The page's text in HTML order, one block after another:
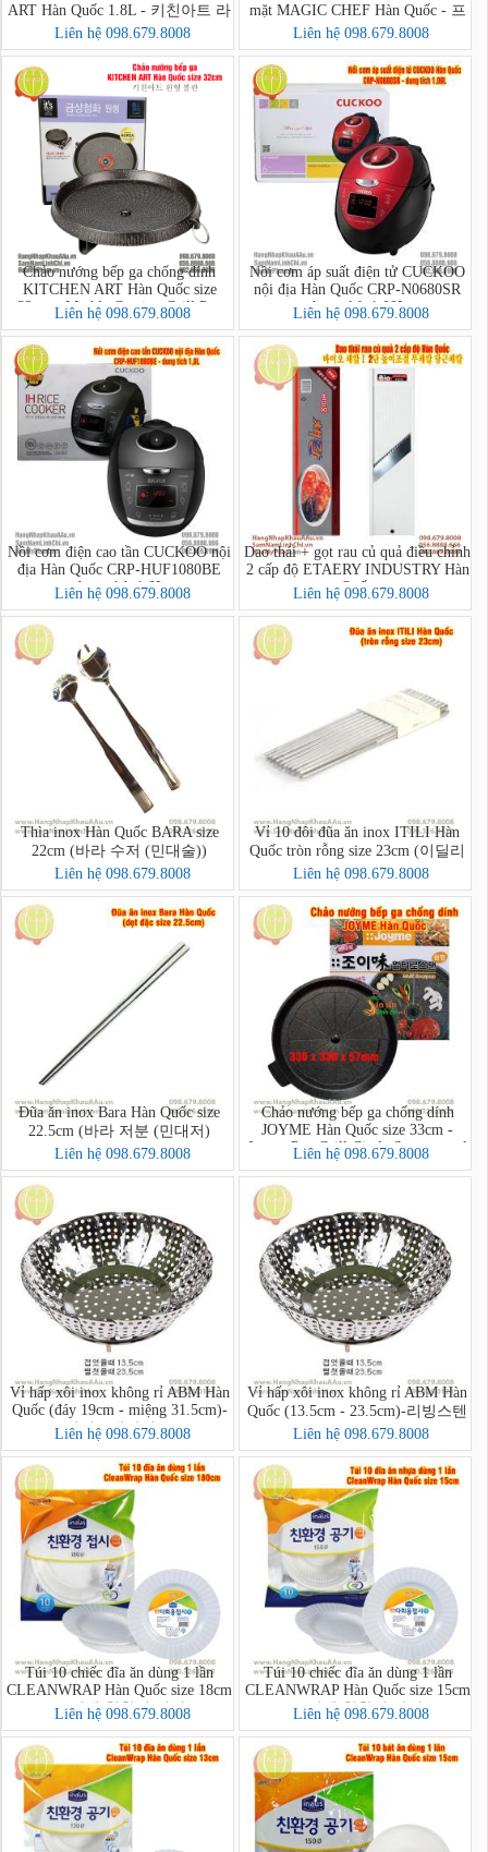
ART Hàn Quốc 1.8L - 키친아트 라
팔퀵전기주전자
Liên hệ 098.679.8008
mặt MAGIC CHEF Hàn Quốc - 프
라이팬 2면 Magic Chef
Liên hệ 098.679.8008
Chảo nướng bếp ga chống dính
KITCHEN ART Hàn Quốc size
32cm - Marble Coating Grill Pan
Liên hệ 098.679.8008
Nồi cơm áp suất điện tử CUCKOO
nội địa Hàn Quốc CRP-N0680SR
dung tích 1.08L
Liên hệ 098.679.8008
Nồi cơm điện cao tần CUCKOO nội
địa Hàn Quốc CRP-HUF1080BE
dung tích 1,8L
Liên hệ 098.679.8008
Dao thái + gọt rau củ quả điều chỉnh
2 cấp độ ETAERY INDUSTRY Hàn
Quốc
Liên hệ 098.679.8008
Thìa inox Hàn Quốc BARA size
22cm (바라 수저 (민대술))
Liên hệ 098.679.8008
Vỉ 10 đôi đũa ăn inox ITILI Hàn
Quốc tròn rỗng size 23cm (이딜리
진공저분 민자)
Liên hệ 098.679.8008
Đũa ăn inox Bara Hàn Quốc size
22.5cm (바라 저분 (민대저)
Liên hệ 098.679.8008
Chảo nướng bếp ga chống dính
JOYME Hàn Quốc size 33cm -
Joyme Pan Grill Circle Samgyupsal
Liên hệ 098.679.8008
Vỉ hấp xôi inox không rỉ ABM Hàn
Quốc (đáy 19cm - miệng 31.5cm)-
리빙스텐찜기 소
Liên hệ 098.679.8008
Vỉ hấp xôi inox không rỉ ABM Hàn
Quốc (13.5cm - 23.5cm)-리빙스텐
찜기 소
Liên hệ 098.679.8008
Túi 10 chiếc đĩa ăn dùng 1 lần
CLEANWRAP Hàn Quốc size 18cm
(크린랩 친환경 접시)
Liên hệ 098.679.8008
Túi 10 chiếc đĩa ăn dùng 1 lần
CLEANWRAP Hàn Quốc size 15cm
(크린랩 친환경 접시)
Liên hệ 098.679.8008